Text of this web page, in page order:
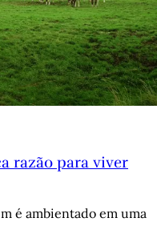
razão para viver
é ambientado em uma